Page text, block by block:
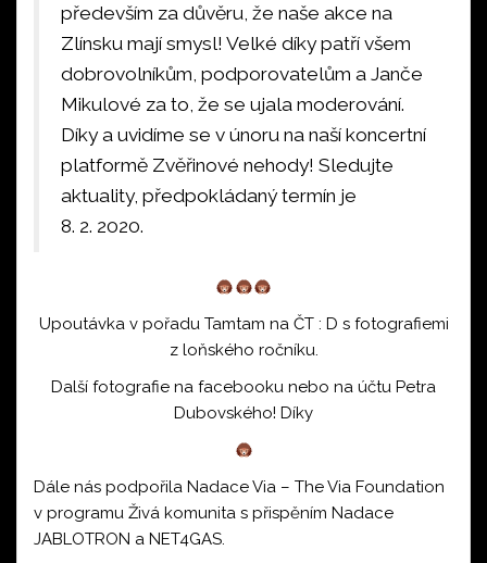
především za důvěru, že naše akce na
Zlínsku mají smysl! Velké díky patří všem
dobrovolníkům, podporovatelům a Janče
Mikulové za to, že se ujala moderování.
Díky a uvidíme se v únoru na naší koncertní
platformě Zvěřinové nehody! Sledujte
aktuality, předpokládaný termín je
8. 2. 2020.
Upoutávka v pořadu Tamtam na ČT : D s fotografiemi
z loňského ročníku.
Další fotografie na facebooku nebo na účtu Petra
Dubovského! Díky
Dále nás podpořila Nadace Via – The Via Foundation
v programu Živá komunita s přispěním Nadace
JABLOTRON a NET4GAS.